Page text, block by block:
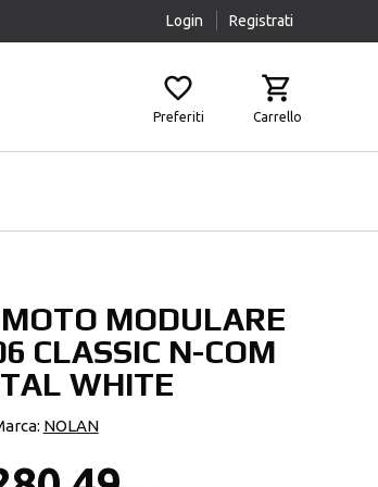
Login Registrati
Preferiti Carrello
Pulizia
Airbag
Fasce Lombari
Ginocchiere
Protezioni Aggiuntive
MODULARE
CLASSIC N-COM
WHITE
NOLAN